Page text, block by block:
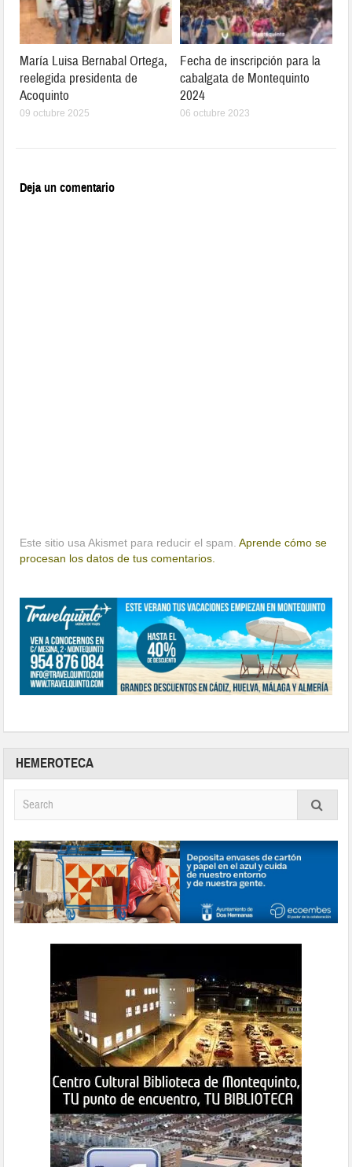
María Luisa Bernabal Ortega,
reelegida presidenta de
Acoquinto
09 octubre 2025
Fecha de inscripción para la
cabalgata de Montequinto
2024
06 octubre 2023
Deja un comentario
Este sitio usa Akismet para reducir el spam.Aprende cómo se
procesan los datos de tus comentarios.
HEMEROTECA